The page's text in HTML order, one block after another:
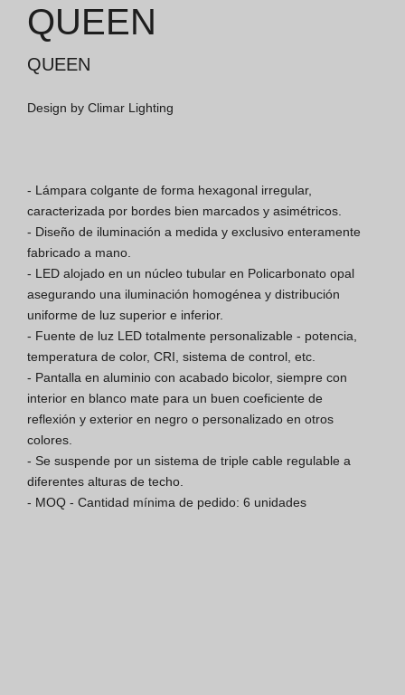
Condiciones de Garantía
Finishes Book
BOYA OUT Shapes
Soluciones Acústicas
Mejores Proyectos
QUEEN
QUEEN
Design by Climar Lighting
- Lámpara colgante de forma hexagonal irregular,
caracterizada por bordes bien marcados y asimétricos.
- Diseño de iluminación a medida y exclusivo enteramente
fabricado a mano.
- LED alojado en un núcleo tubular en Policarbonato opal
asegurando una iluminación homogénea y distribución
uniforme de luz superior e inferior.
- Fuente de luz LED totalmente personalizable - potencia,
temperatura de color, CRI, sistema de control, etc.
- Pantalla en aluminio con acabado bicolor, siempre con
interior en blanco mate para un buen coeficiente de
reflexión y exterior en negro o personalizado en otros
colores.
- Se suspende por un sistema de triple cable regulable a
diferentes alturas de techo.
- MOQ - Cantidad mínima de pedido: 6 unidades